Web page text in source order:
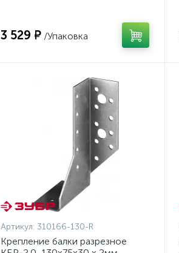
3 529 ₽ /Упаковка
Артикул: 310166-130-R
Крепление балки разрезное